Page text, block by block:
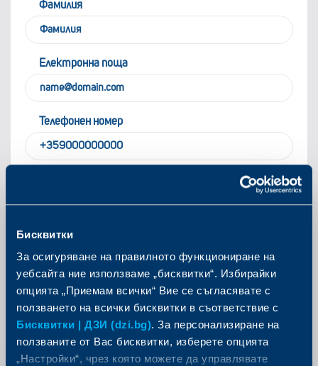
Бисквитки
За осигуряване на правилното функциониране на
уебсайта ние използваме „бисквитки“. Избирайки
опцията „Приемам всички“ Вие се съгласявате с
ползването на всички бисквитки в съответствие с
Бисквитки | ДЗИ (dzi.bg). За персонализиране на
ползваните от Вас бисквитки, изберете опцията
„Настройки“, чрез която можете да управлявате
Фамилия
Електронна поща
Телефонен номер
1. Какво учебно заведение посещава Вашето дете:
В) университет
2. Кое е най-важното за Вас при избор на
А) Цена